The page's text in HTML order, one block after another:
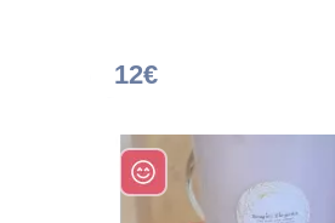
12€